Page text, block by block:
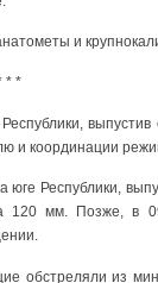
и
* *
и координации
Республики,
мм. Позже, в
обстреляли из